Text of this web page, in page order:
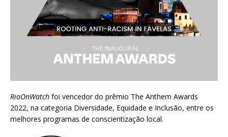
RioOnWatch foi vencedor do prêmio The Anthem Awards
2022, na categoria Diversidade, Equidade e Inclusão, entre os
melhores programas de conscientização local.